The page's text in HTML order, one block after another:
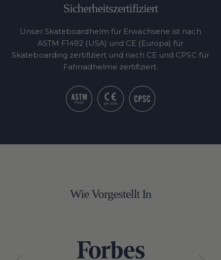
Sicherheitszertifiziert
Unser Skateboardhelm für Erwachsene ist nach
ASTM F1492 (USA) und CE (Europa) für
Skateboarding zertifiziert und nach CE und CPSC für
Fahrradhelme zertifiziert.
Wie Vorgestellt In